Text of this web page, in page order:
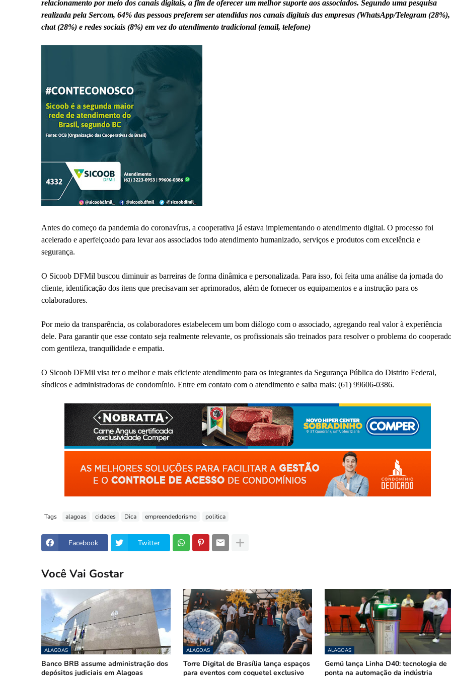
relacionamento por meio dos canais digitais, a fim de oferecer um melhor suporte aos associados. Segundo uma pesquisa
realizada pela Sercom, 64% das pessoas preferem ser atendidas nos canais digitais das empresas (WhatsApp/Telegram (28%),
chat (28%) e redes sociais (8%) em vez do atendimento tradicional (email, telefone)
Antes do começo da pandemia do coronavírus, a cooperativa já estava implementando o atendimento digital. O processo foi
acelerado e aperfeiçoado para levar aos associados todo atendimento humanizado, serviços e produtos com excelência e
segurança.
O Sicoob DFMil buscou diminuir as barreiras de forma dinâmica e personalizada. Para isso, foi feita uma análise da jornada do
cliente, identificação dos itens que precisavam ser aprimorados, além de fornecer os equipamentos e a instrução para os
colaboradores.
Por meio da transparência, os colaboradores estabelecem um bom diálogo com o associado, agregando real valor à experiência
dele. Para garantir que esse contato seja realmente relevante, os profissionais são treinados para resolver o problema do
com gentileza, tranquilidade e empatia.
O Sicoob DFMil visa ter o melhor e mais eficiente atendimento para os integrantes da Segurança Pública do Distrito Federal,
síndicos e administradoras de condomínio. Entre em contato com o atendimento e saiba mais: (61) 99606-0386.
Tags alagoas cidades Dica empreendedorismo politica
Facebook Twitter
Você Vai Gostar
ALAGOAS
Banco BRB assume administração dos
depósitos judiciais em Alagoas
ALAGOAS
Torre Digital de Brasília lança espaços
para eventos com coquetel exclusivo
ALAGOAS
Gemü lança Linha D40: tecnologia de
ponta na automação da indústria